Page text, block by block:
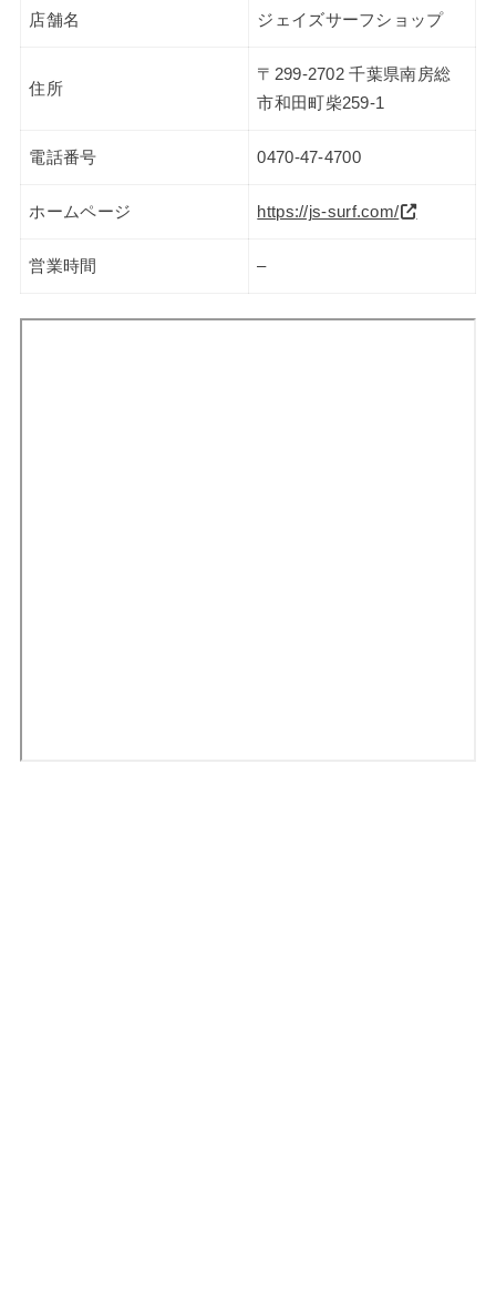
店舗名 ジェイズサーフショップ
住所
〒299-2702 千葉県南房総
市和田町柴259-1
電話番号 0470-47-4700
ホームページ https://js-surf.com/
営業時間 –